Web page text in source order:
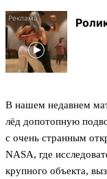
В нашем недавнем
лёд допотопную
с очень странным
NASA, где
крупного объекта,